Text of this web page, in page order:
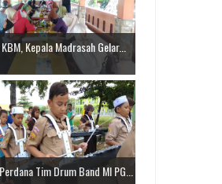
Kepala Madrasah Gelar...
Tim Drum Band MI PG...